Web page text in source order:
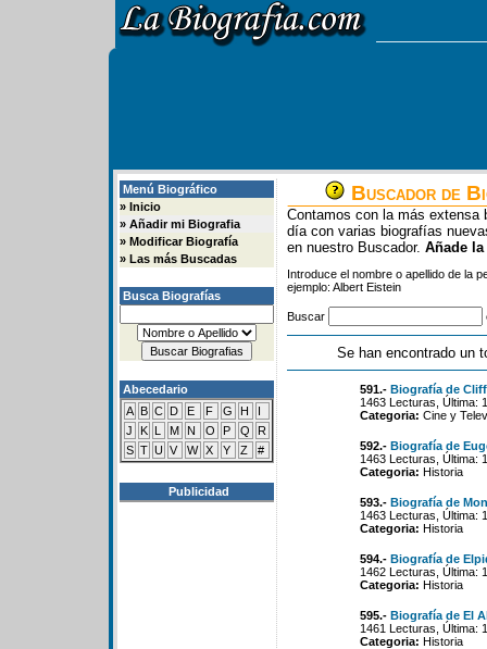
Menú Biográfico
» Inicio
» Añadir mi Biografia
» Modificar Biografía
» Las más Buscadas
Busca Biografías
Abecedario
A B C D E F G H
I
J
K L M N O P Q
R
S T U V W X Y Z #
Publicidad
Buscador de
Contamos con la más extensa
día con varias biografías
en nuestro Buscador. Añade
Introduce el nombre o apellido de la
ejemplo: Albert Eistein
Buscar
Se han encontrado un
591.- Biografía de
1463 Lecturas, Última:
Categoria: Cine y
592.- Biografía de
1463 Lecturas, Última:
Categoria: Historia
593.- Biografía de
1463 Lecturas, Última:
Categoria: Historia
594.- Biografía de
1462 Lecturas, Última:
Categoria: Historia
595.- Biografía de El
1461 Lecturas, Última:
Categoria: Historia